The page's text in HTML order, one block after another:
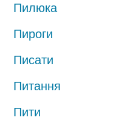
Пилюка
Пироги
Писати
Питання
Пити